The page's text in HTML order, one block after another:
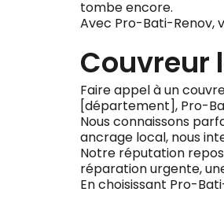
tombe encore.
Avec Pro-Bati-Renov,
Couvreur
Faire appel à un
[département], Pro-
Nous connaissons
ancrage local, nous
Notre réputation
réparation urgente,
En choisissant Pro-